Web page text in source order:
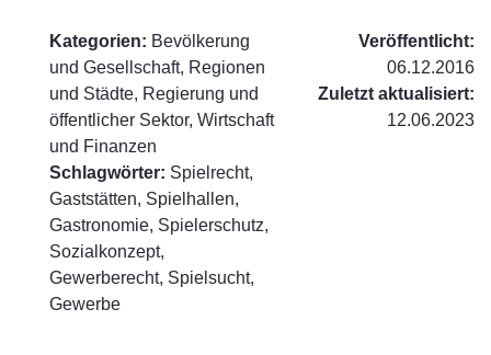
Kategorien: Bevölkerung
und Gesellschaft, Regionen
und Städte, Regierung und
öffentlicher Sektor, Wirtschaft
und Finanzen
Schlagwörter: Spielrecht,
Gaststätten, Spielhallen,
Gastronomie, Spielerschutz,
Sozialkonzept,
Gewerberecht, Spielsucht,
Gewerbe
Veröffentlicht:
06.12.2016
Zuletzt aktualisiert:
12.06.2023